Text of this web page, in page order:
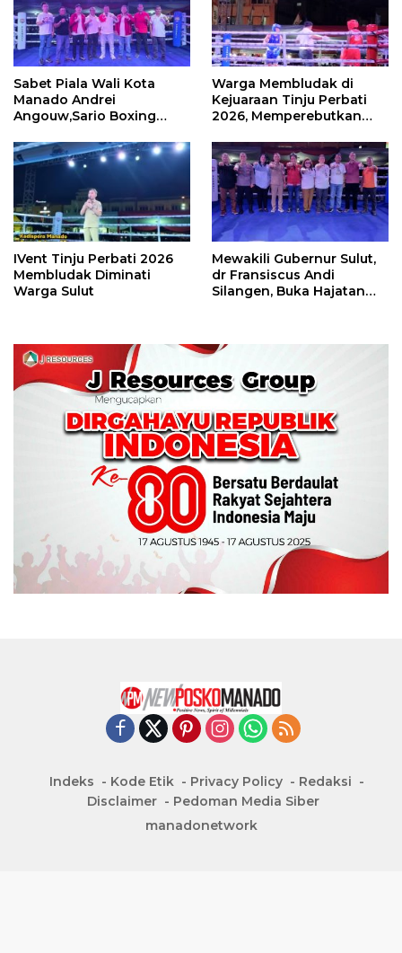
Sabet Piala Wali Kota
Manado Andrei
Angouw,Sario Boxing
Perbati 2026
Warga Membludak di
Kejuaraan Tinju Perbati
2026, Memperebutkan
IVent Tinju Perbati 2026
Membludak Diminati
Warga Sulut
Mewakili Gubernur Sulut,
dr Fransiscus Andi
Silangen, Buka Hajatan
Indeks Kode Etik Privacy Policy
Redaksi
Disclaimer
Pedoman Media Siber
manadonetwork